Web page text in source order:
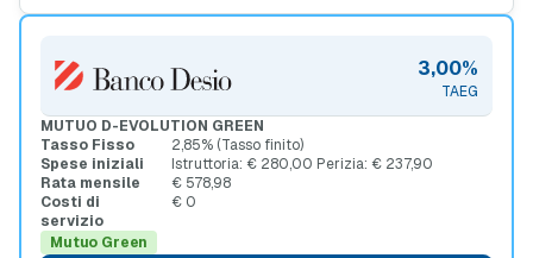
3,00%
TAEG
MUTUO D-EVOLUTION GREEN
Tasso Fisso
2,85% (Tasso finito)
Spese iniziali
Istruttoria: € 280,00 Perizia: € 237,90
Rata mensile
€ 578,98
Costi di
servizio
€ 0
Mutuo Green